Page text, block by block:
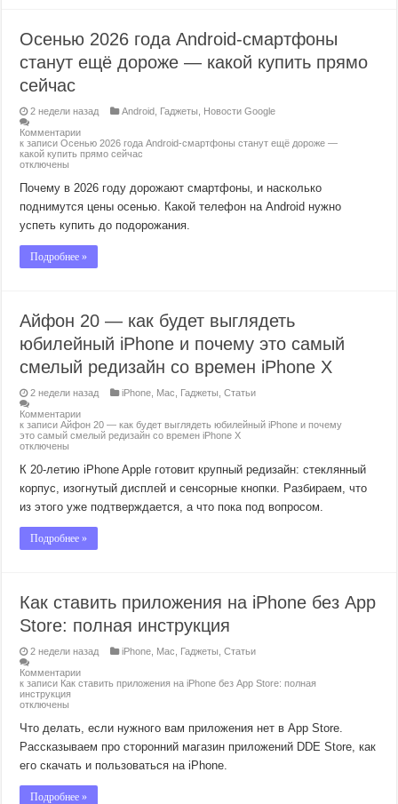
Осенью 2026 года Android-смартфоны
станут ещё дороже — какой купить прямо
сейчас
2 недели назад Android Гаджеты
Новости Google
Комментарии
к записи Осенью 2026 года Android-смартфоны станут ещё дороже —
какой купить прямо сейчас
отключены
Почему в 2026 году дорожают смартфоны, и насколько
поднимутся цены осенью. Какой телефон на Android нужно
успеть купить до подорожания.
Подробнее »
Айфон 20 — как будет выглядеть
юбилейный iPhone и почему это самый
смелый редизайн со времен iPhone X
2 недели назад iPhone Mac Гаджеты ,Статьи
Комментарии
к записи Айфон 20 — как будет выглядеть юбилейный iPhone и почему
это самый смелый редизайн со времен iPhone X
отключены
К 20-летию iPhone Apple готовит крупный редизайн: стеклянный
корпус, изогнутый дисплей и сенсорные кнопки. Разбираем, что
из этого уже подтверждается, а что пока под вопросом.
Подробнее »
Как ставить приложения на iPhone без App
Store: полная инструкция
2 недели назад iPhone Mac Гаджеты ,Статьи
Комментарии
к записи Как ставить приложения на iPhone без App Store: полная
инструкция
отключены
Что делать, если нужного вам приложения нет в App Store.
Рассказываем про сторонний магазин приложений DDE Store, как
его скачать и пользоваться на iPhone.
Подробнее »